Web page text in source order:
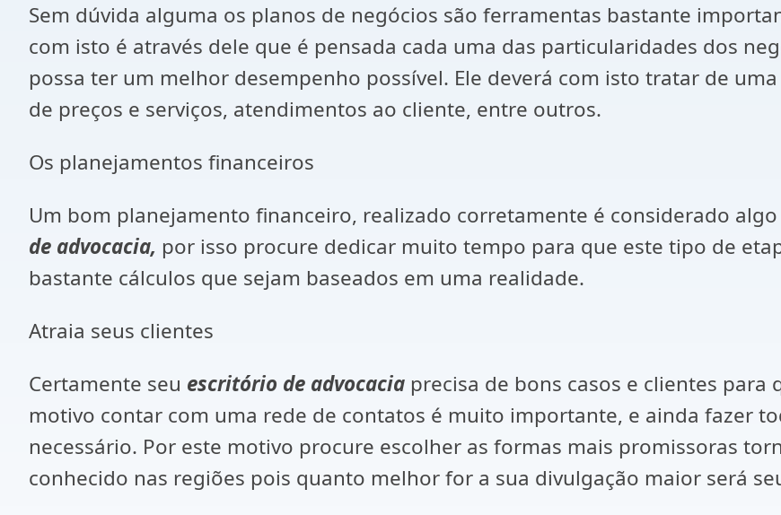
Sem dúvida alguma os planos de negócios são ferramentas bastante
com isto é através dele que é pensada cada uma das particularidades dos
possa ter um melhor desempenho possível. Ele deverá com isto tratar de
de preços e serviços, atendimentos ao cliente, entre outros.
Os planejamentos financeiros
Um bom planejamento financeiro, realizado corretamente é considerado
de advocacia, por isso procure dedicar muito tempo para que este tipo de
bastante cálculos que sejam baseados em uma realidade.
Atraia seus clientes
Certamente seu escritório de advocacia precisa de bons casos e clientes para
motivo contar com uma rede de contatos é muito importante, e ainda fazer
necessário. Por este motivo procure escolher as formas mais promissoras
conhecido nas regiões pois quanto melhor for a sua divulgação maior será